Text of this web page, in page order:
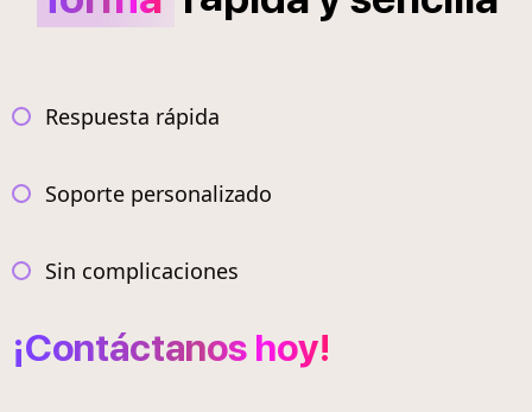
Respuesta rápida
Soporte personalizado
Sin complicaciones
¡Contáctanos hoy!